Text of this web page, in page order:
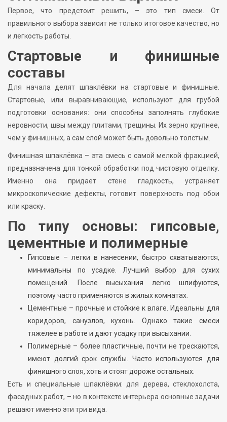
Первое, что предстоит решить, – это тип смеси. От
правильного выбора зависит не только итоговое качество, но
и легкость работы.
Стартовые и финишные
составы
Для начала делят шпаклёвки на стартовые и финишные.
Стартовые, или выравнивающие, используют для грубой
подготовки основания: они способны заполнять глубокие
неровности, швы между плитами, трещины. Их зерно крупнее,
чем у финишных, а сам слой может быть довольно толстым.
Финишная шпаклёвка – эта смесь с самой мелкой фракцией,
предназначена для тонкой обработки под чистовую отделку.
Именно она придает стене гладкость, устраняет
микроскопические дефекты, готовит поверхность под обои
или краску.
По типу основы: гипсовые,
цементные и полимерные
Гипсовые – легки в нанесении, быстро схватываются,
минимальны по усадке. Лучший выбор для сухих
помещений. После высыхания легко шлифуются,
поэтому часто применяются в жилых комнатах.
Цементные – прочные и стойкие к влаге. Идеальны для
коридоров, санузлов, кухонь. Однако такие смеси
тяжелее в работе и дают усадку при высыхании.
Полимерные – более пластичные, почти не трескаются,
имеют долгий срок службы. Часто используются для
финишного слоя, хоть и стоят дороже остальных.
Есть и специальные шпаклёвки: для дерева, стеклохолста,
фасадных работ, – но в контексте интерьера основные задачи
решают именно эти три вида.